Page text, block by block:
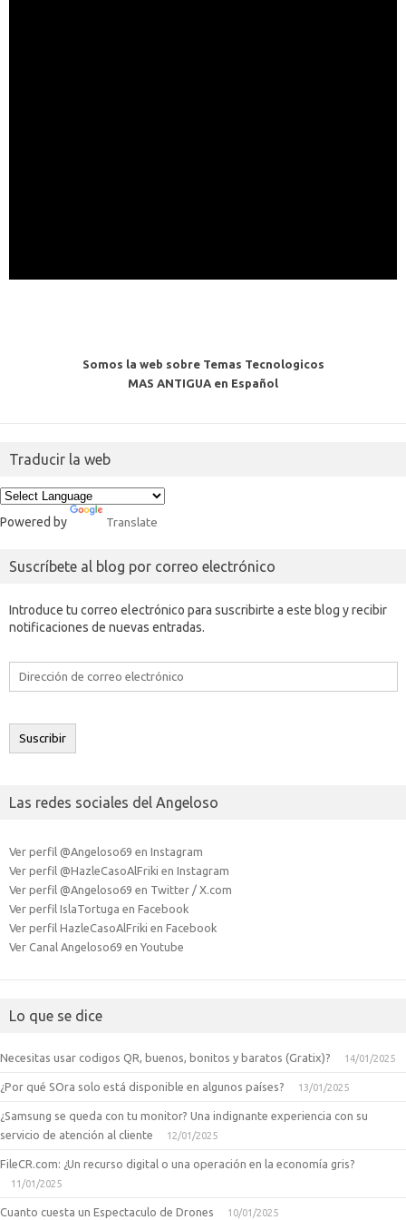
Somos la web sobre Temas Tecnologicos
MAS ANTIGUA en Español
Traducir la web
Powered by Translate
Suscríbete al blog por correo electrónico
Introduce tu correo electrónico para suscribirte a este blog y recibir
notificaciones de nuevas entradas.
Dirección
electrónico
Suscribir
Las redes sociales del Angeloso
Ver perfil @Angeloso69 en Instagram
Ver perfil @HazleCasoAlFriki en Instagram
Ver perfil @Angeloso69 en Twitter / X.com
Ver perfil IslaTortuga en Facebook
Ver perfil HazleCasoAlFriki en Facebook
Ver Canal Angeloso69 en Youtube
Lo que se dice
Necesitas usar codigos QR, buenos, bonitos y baratos (Gratix)? 14/01/2025
¿Por qué SOra solo está disponible en algunos países? 13/01/2025
¿Samsung se queda con tu monitor? Una indignante experiencia con su
servicio de atención al cliente
12/01/2025
FileCR.com: ¿Un recurso digital o una operación en la economía gris?
11/01/2025
Cuanto cuesta un Espectaculo de Drones 10/01/2025